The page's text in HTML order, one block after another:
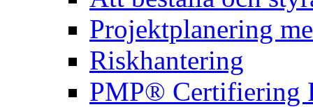
Projektplanering
Riskhantering
PMP® Certifiering